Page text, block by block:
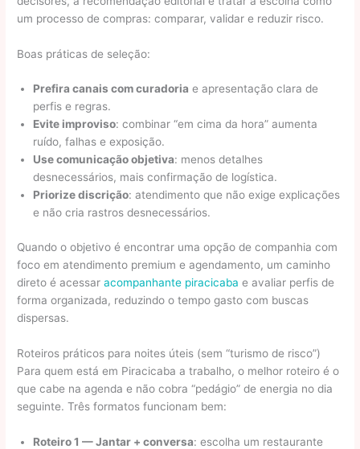
um processo de compras: comparar, validar e reduzir risco.
Boas práticas de seleção:
Prefira canais com curadoria e apresentação clara de
perfis e regras.
Evite improviso: combinar “em cima da hora” aumenta
ruído, falhas e exposição.
Use comunicação objetiva: menos detalhes
desnecessários, mais confirmação de logística.
Priorize discrição: atendimento que não exige explicações
e não cria rastros desnecessários.
Quando o objetivo é encontrar uma opção de companhia com
foco em atendimento premium e agendamento, um caminho
direto é acessaracompanhante piracicaba e avaliar perfis de
forma organizada, reduzindo o tempo gasto com buscas
dispersas.
Roteiros práticos para noites úteis (sem “turismo de risco”)
Para quem está em Piracicaba a trabalho, o melhor roteiro é o
que cabe na agenda e não cobra “pedágio” de energia no dia
seguinte. Três formatos funcionam bem:
Roteiro 1 — Jantar + conversa: escolha um restaurante